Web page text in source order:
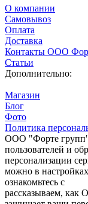
О компании
Самовывоз
Оплата
Доставка
Контакты ООО
Статьи
Дополнительно:
Магазин
Блог
Фото
Политика
ООО "Форте групп"
пользователей и
персонализации
можно в
ознакомьтесь с
рассказываем, как